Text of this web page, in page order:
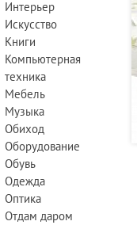
Интерьер
Искусство
Книги
Компьютерная
техника
Мебель
Музыка
Обиход
Оборудование
Обувь
Одежда
Оптика
Отдам даром